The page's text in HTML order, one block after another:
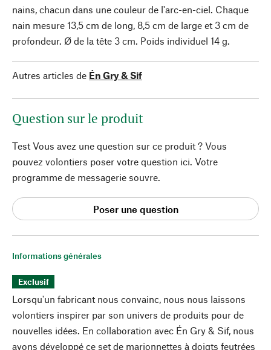
Informations générales
Exclusif
Lorsqu'un fabricant nous convainc, nous nous laissons
volontiers inspirer par son univers de produits pour de
nouvelles idées. En collaboration avec Én Gry & Sif, nous
avons développé ce set de marionnettes à doigts feutrées
nains, chacun dans une couleur de l'arc-en-ciel. Chaque
nain mesure 13,5 cm de long, 8,5 cm de large et 3 cm de
profondeur. Ø de la tête 3 cm. Poids individuel 14 g.
Autres articles de Én Gry & Sif
Question sur le produit
Test Vous avez une question sur ce produit ? Vous
pouvez volontiers poser votre question ici. Votre
programme de messagerie souvre.
Poser une question